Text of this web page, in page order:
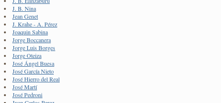
J. B. Nina
Jean Genet
J. Krahe - A. Pérez
Joaquin Sabina
Jorge Boccanera
Jorge Luis Borges
Jorge Oteiza
José Ángel Buesa
José García Nieto
José Hierro del Real
José Martí
José Pedroni